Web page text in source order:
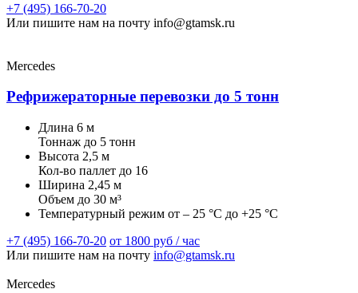
+7 (495) 166-70-20
Или пишите нам на почту info@gtamsk.ru
Mercedes
Рефрижераторные перевозки до 5 тонн
Длина 6 м
Тоннаж до 5 тонн
Высота 2,5 м
Кол-во паллет до 16
Ширина 2,45 м
Объем до 30 м³
Температурный режим от – 25 °C до +25 °C
+7 (495) 166-70-20 от 1800 руб / час
Или пишите нам на почту info@gtamsk.ru
Mercedes